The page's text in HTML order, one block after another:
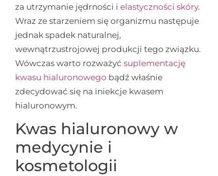
za utrzymanie jędrności ielastyczności skóry.
Wraz ze starzeniem się organizmu następuje
jednak spadek naturalnej,
wewnątrzustrojowej produkcji tego związku.
Wówczas warto rozważyćsuplementację
kwasu hialuronowego bądź właśnie
zdecydować się na iniekcje kwasem
hialuronowym.
Kwas hialuronowy w
medycynie i
kosmetologii